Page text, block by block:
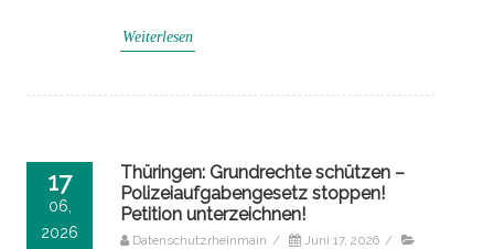
Weiterlesen
17
06,
2026
Thüringen: Grundrechte schützen –
Polizeiaufgabengesetz stoppen!
Petition unterzeichnen!
Datenschutzrheinmain / Juni 17, 2026 /